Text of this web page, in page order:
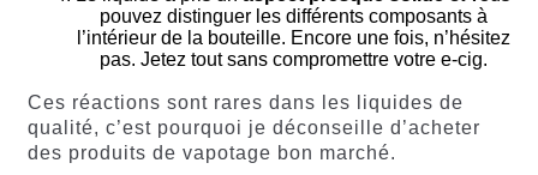
pouvez distinguer les différents composants à
l’intérieur de la bouteille. Encore une fois, n’hésitez
pas. Jetez tout sans compromettre votre e-cig.
Ces réactions sont rares dans les liquides de
qualité, c’est pourquoi je déconseille d’acheter
des produits de vapotage bon marché.